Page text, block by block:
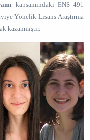
kapsamındaki ENS 491
Yönelik Lisans Araştırma
kazanmıştır.